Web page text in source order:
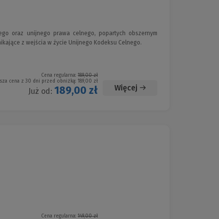
oraz unijnego prawa celnego, popartych obszernym
z wejścia w życie Unijnego Kodeksu Celnego.
Cena regularna: 189,00 zł
cena z 30 dni przed obniżką: 189,00 zł
Już od: 189,00 zł Więcej
Cena regularna: 149,00 zł